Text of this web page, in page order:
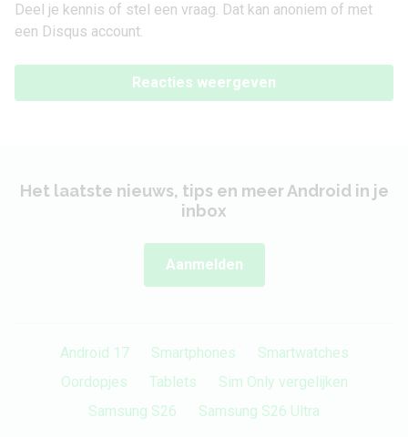
Deel je kennis of stel een vraag. Dat kan anoniem of met
een Disqus account.
Reacties weergeven
Het laatste nieuws, tips en meer Android in je
inbox
Aanmelden
Android 17 Smartphones
Smartwatches
Oordopjes
Tablets
Sim Only vergelijken
Samsung S26
Samsung S26 Ultra